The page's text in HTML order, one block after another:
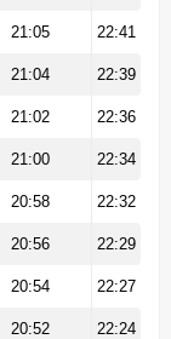
21:05 22:41
21:04 22:39
21:02 22:36
21:00 22:34
20:58 22:32
20:56 22:29
20:54 22:27
20:52 22:24